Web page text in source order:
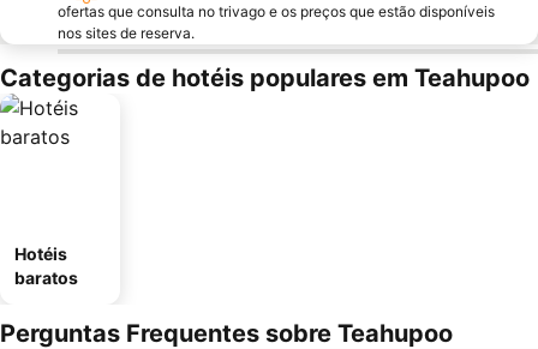
ofertas que consulta no trivago e os preços que estão disponíveis
nos sites de reserva.
Categorias de hotéis populares em Teahupoo
Hotéis
baratos
Perguntas Frequentes sobre Teahupoo